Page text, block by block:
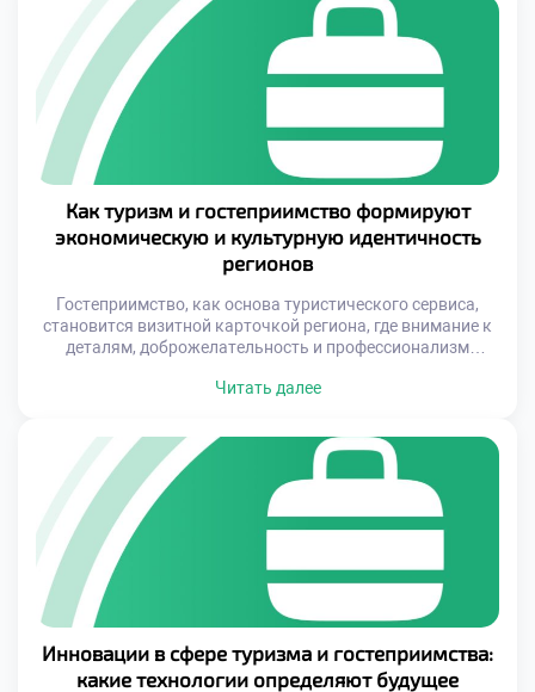
вы любите путешествовать, общаться с людьми и хотите
Как туризм и гостеприимство формируют
экономическую и культурную идентичность
регионов
Гостеприимство, как основа туристического сервиса,
становится визитной карточкой региона, где внимание к
деталям, доброжелательность и профессионализм
в свою очередь, активно стимулирует развитие малого
способствует популяризации местных особенностей — от
кухни до фольклора. Эти два направления работают
сообща, создавая условия для устойчивого роста и […]
Читать далее
Инновации в сфере туризма и гостеприимства:
какие технологии определяют будущее